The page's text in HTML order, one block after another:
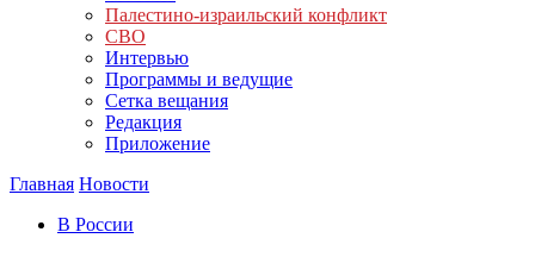
Палестино-израильский конфликт
СВО
Интервью
Программы и ведущие
Сетка вещания
Редакция
Приложение
Главная Новости
В России